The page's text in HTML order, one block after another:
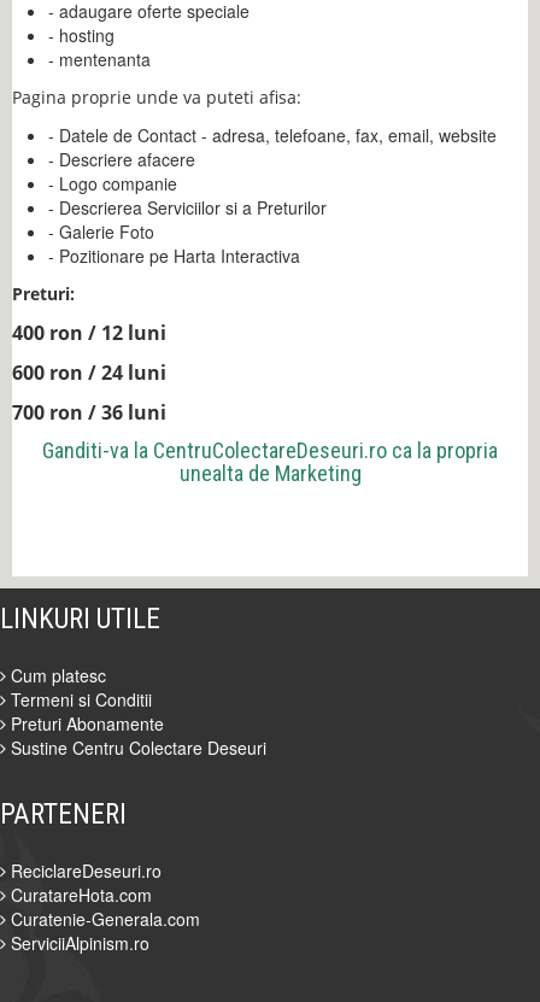
- adaugare oferte speciale
- hosting
- mentenanta
Pagina proprie unde va puteti afisa:
- Datele de Contact - adresa, telefoane, fax, email, website
- Descriere afacere
- Logo companie
- Descrierea Serviciilor si a Preturilor
- Galerie Foto
- Pozitionare pe Harta Interactiva
Preturi:
400 ron / 12 luni
600 ron / 24 luni
700 ron / 36 luni
Ganditi-va la CentruColectareDeseuri.ro ca la propria
unealta de Marketing
LINKURI UTILE
Cum platesc
Termeni si Conditii
Preturi Abonamente
Sustine Centru Colectare Deseuri
PARTENERI
ReciclareDeseuri.ro
CuratareHota.com
Curatenie-Generala.com
ServiciiAlpinism.ro